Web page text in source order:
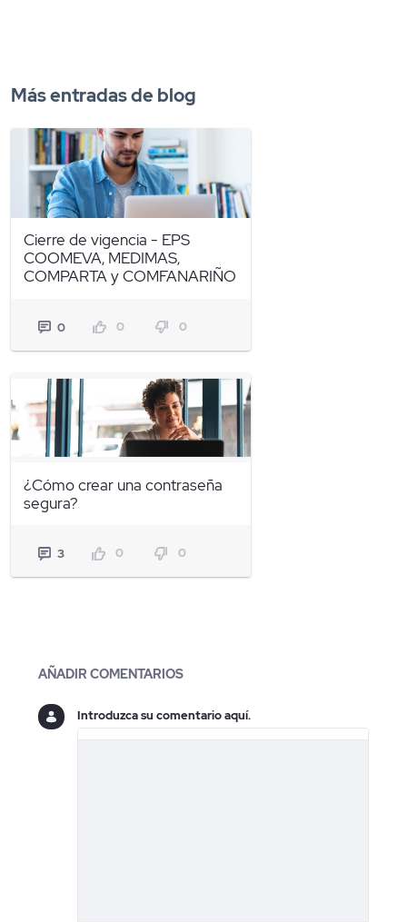
Más entradas de blog
Cierre de vigencia - EPS
COOMEVA, MEDIMAS,
COMPARTA y COMFANARIÑO
0 0 0
¿Cómo crear una contraseña
segura?
3 0 0
Blogs
AÑADIR COMENTARIOS
Introduzca su comentario aquí.